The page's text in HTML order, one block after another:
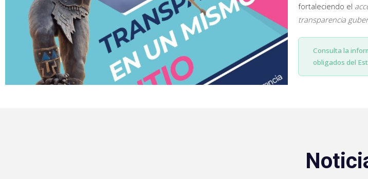
fortaleciendo el
transparencia
Consulta la
obligados del